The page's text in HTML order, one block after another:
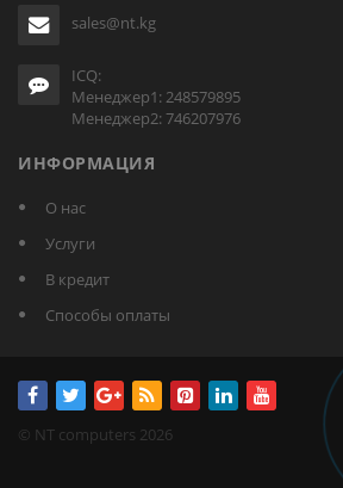
sales@nt.kg
ICQ:
Менеджер1: 248579895
Менеджер2: 746207976
ИНФОРМАЦИЯ
О нас
Услуги
В кредит
Способы оплаты
© NT computers 2026